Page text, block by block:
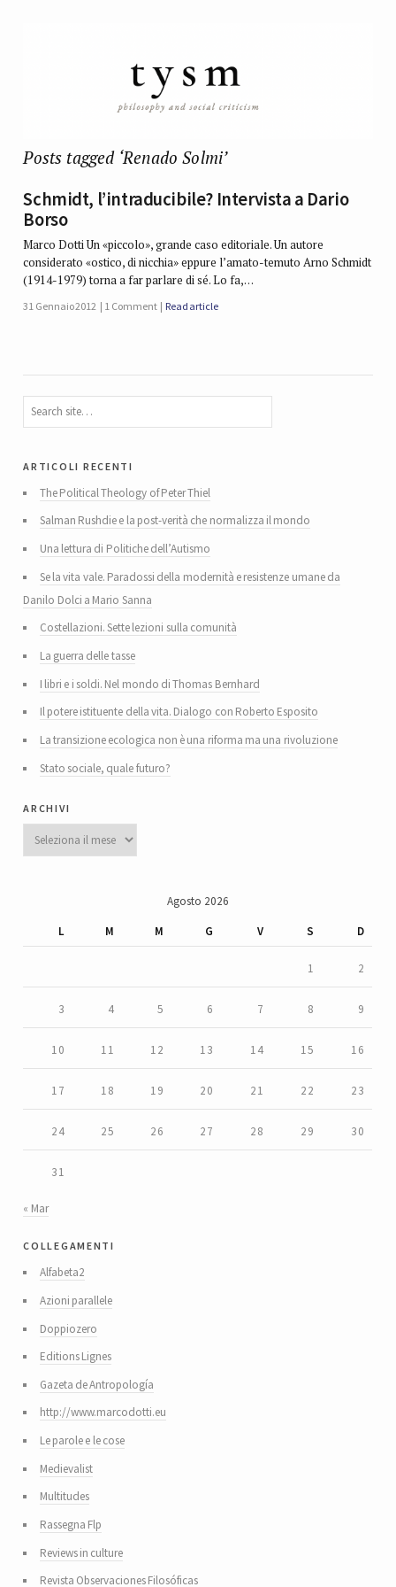
Posts tagged ‘Renado Solmi’
Schmidt, l’intraducibile? Intervista a Dario
Borso
Marco Dotti Un «piccolo», grande caso editoriale. Un autore
considerato «ostico, di nicchia» eppure l’amato-temuto Arno Schmidt
(1914-1979) torna a far parlare di sé. Lo fa,…
31 Gennaio 2012 1 Comment Read article
articoli recenti
The Political Theology of Peter Thiel
Salman Rushdie e la post-verità che normalizza il mondo
Una lettura di Politiche dell’Autismo
Se la vita vale. Paradossi della modernità e resistenze umane da
Danilo Dolci a Mario Sanna
Costellazioni. Sette lezioni sulla comunità
La guerra delle tasse
I libri e i soldi. Nel mondo di Thomas Bernhard
Il potere istituente della vita. Dialogo con Roberto Esposito
La transizione ecologica non è una riforma ma una rivoluzione
Stato sociale, quale futuro?
archivi
Archivi
Agosto 2026
L
M M G V S D
1 2
3 4 5 6 7 8 9
10 11 12 13 14 15 16
17 18 19 20 21 22 23
24 25 26 27 28 29 30
31
« Mar
collegamenti
Alfabeta2
Azioni parallele
Doppiozero
Editions Lignes
Gazeta de Antropología
http://www.marcodotti.eu
Le parole e le cose
Medievalist
Multitudes
Rassegna Flp
Reviews in culture
Revista Observaciones Filosóficas